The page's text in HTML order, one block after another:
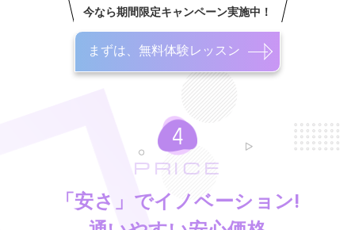
今なら期間限定キャンペーン実施中！
まずは、無料体験レッスン
PRICE
「安さ」でイノベーション!